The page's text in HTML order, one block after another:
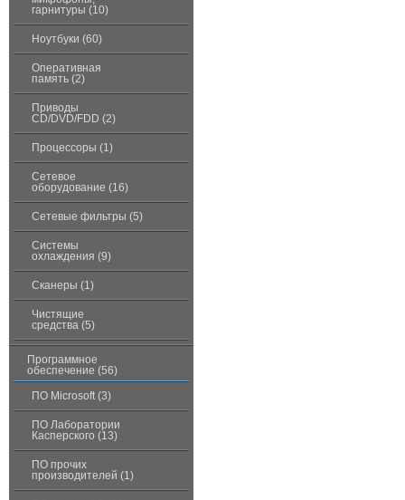
гарнитуры (10)
Ноутбуки (60)
Оперативная
память (2)
Приводы
CD/DVD/FDD (2)
Процессоры (1)
Сетевое
оборудование (16)
Сетевые фильтры (5)
Системы
охлаждения (9)
Сканеры (1)
Чистящие
средства (5)
Программное
обеспечение (56)
ПО Microsoft (3)
ПО Лаборатории
Касперского (13)
ПО прочих
производителей (1)